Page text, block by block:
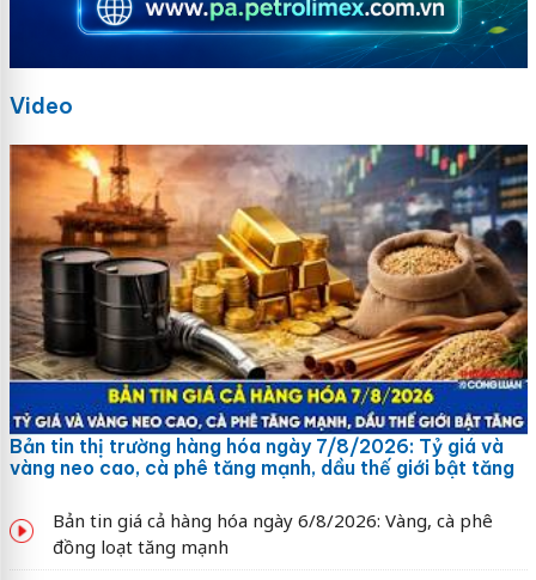
Video
Bản tin thị trường hàng hóa ngày 7/8/2026: Tỷ giá và
vàng neo cao, cà phê tăng mạnh, dầu thế giới bật tăng
Bản tin giá cả hàng hóa ngày 6/8/2026: Vàng, cà phê
đồng loạt tăng mạnh